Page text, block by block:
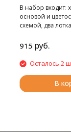
В набор входит:
основой и
схемой, два
маркированные
стразами.
цветов
915 руб.
Осталось 2
В